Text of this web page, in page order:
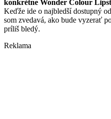
konkrétne Wonder Colour
Keďže ide o najbledší dostupný
som zvedavá, ako bude vyzerať
príliš bledý.
Reklama